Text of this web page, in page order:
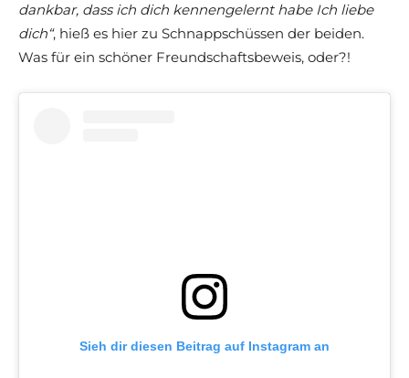
dankbar, dass ich dich kennengelernt habe Ich liebe
dich“, hieß es hier zu Schnappschüssen der beiden.
Was für ein schöner Freundschaftsbeweis, oder?!
Sieh dir diesen Beitrag auf Instagram an